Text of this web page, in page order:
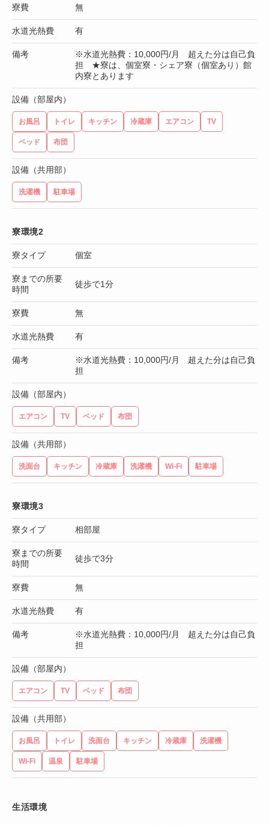
寮費 無
水道光熱費 有
備考
※水道光熱費：10,000円/月 超えた分は自己負
担 ★寮は、個室寮・シェア寮（個室あり）館
内寮とあります
設備（部屋内）
お風呂 トイレ キッチン 冷蔵庫 エアコン TV
ベッド 布団
設備（共用部）
洗濯機 駐車場
寮環境2
寮タイプ 個室
寮までの所要
時間
徒歩で1分
寮費 無
水道光熱費 有
備考
※水道光熱費：10,000円/月 超えた分は自己負
担
設備（部屋内）
エアコン TV ベッド 布団
設備（共用部）
洗面台 キッチン 冷蔵庫 洗濯機 Wi-Fi 駐車場
寮環境3
寮タイプ 相部屋
寮までの所要
時間
徒歩で3分
寮費 無
水道光熱費 有
備考
※水道光熱費：10,000円/月 超えた分は自己負
担
設備（部屋内）
エアコン TV ベッド 布団
設備（共用部）
お風呂 トイレ 洗面台 キッチン 冷蔵庫 洗濯機
Wi-Fi 温泉 駐車場
生活環境